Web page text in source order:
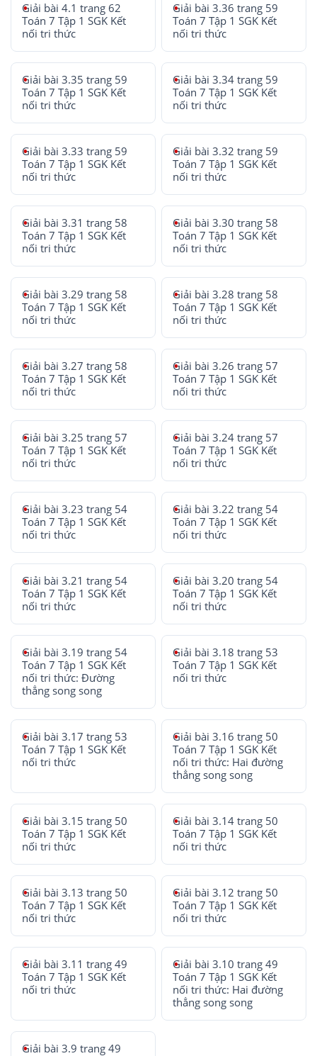
Giải bài 4.1 trang 62
Toán 7 Tập 1 SGK Kết
nối tri thức
Giải bài 3.36 trang 59
Toán 7 Tập 1 SGK Kết
nối tri thức
Giải bài 3.35 trang 59
Toán 7 Tập 1 SGK Kết
nối tri thức
Giải bài 3.34 trang 59
Toán 7 Tập 1 SGK Kết
nối tri thức
Giải bài 3.33 trang 59
Toán 7 Tập 1 SGK Kết
nối tri thức
Giải bài 3.32 trang 59
Toán 7 Tập 1 SGK Kết
nối tri thức
Giải bài 3.31 trang 58
Toán 7 Tập 1 SGK Kết
nối tri thức
Giải bài 3.30 trang 58
Toán 7 Tập 1 SGK Kết
nối tri thức
Giải bài 3.29 trang 58
Toán 7 Tập 1 SGK Kết
nối tri thức
Giải bài 3.28 trang 58
Toán 7 Tập 1 SGK Kết
nối tri thức
Giải bài 3.27 trang 58
Toán 7 Tập 1 SGK Kết
nối tri thức
Giải bài 3.26 trang 57
Toán 7 Tập 1 SGK Kết
nối tri thức
Giải bài 3.25 trang 57
Toán 7 Tập 1 SGK Kết
nối tri thức
Giải bài 3.24 trang 57
Toán 7 Tập 1 SGK Kết
nối tri thức
Giải bài 3.23 trang 54
Toán 7 Tập 1 SGK Kết
nối tri thức
Giải bài 3.22 trang 54
Toán 7 Tập 1 SGK Kết
nối tri thức
Giải bài 3.21 trang 54
Toán 7 Tập 1 SGK Kết
nối tri thức
Giải bài 3.20 trang 54
Toán 7 Tập 1 SGK Kết
nối tri thức
Giải bài 3.19 trang 54
Toán 7 Tập 1 SGK Kết
nối tri thức: Đường
thẳng song song
Giải bài 3.18 trang 53
Toán 7 Tập 1 SGK Kết
nối tri thức
Giải bài 3.17 trang 53
Toán 7 Tập 1 SGK Kết
nối tri thức
Giải bài 3.16 trang 50
Toán 7 Tập 1 SGK Kết
nối tri thức: Hai đường
thẳng song song
Giải bài 3.15 trang 50
Toán 7 Tập 1 SGK Kết
nối tri thức
Giải bài 3.14 trang 50
Toán 7 Tập 1 SGK Kết
nối tri thức
Giải bài 3.13 trang 50
Toán 7 Tập 1 SGK Kết
nối tri thức
Giải bài 3.12 trang 50
Toán 7 Tập 1 SGK Kết
nối tri thức
Giải bài 3.11 trang 49
Toán 7 Tập 1 SGK Kết
nối tri thức
Giải bài 3.10 trang 49
Toán 7 Tập 1 SGK Kết
nối tri thức: Hai đường
thẳng song song
Giải bài 3.9 trang 49